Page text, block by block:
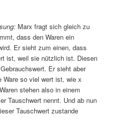
Marx fragt sich gleich zu
dass den Waren ein
Er sieht zum einen, dass
ist, weil sie nützlich ist. Diesen
Er sieht aber
Ware so viel wert ist, wie x
stehen also in einem
Tauschwert nennt. Und ab nun
Tauschwert zustande